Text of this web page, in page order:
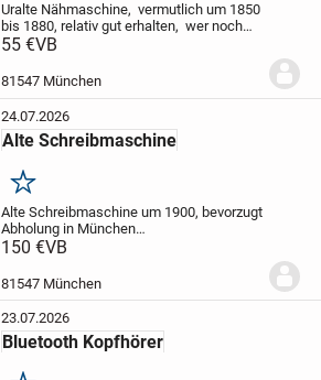
Uralte Nähmaschine, vermutlich um 1850
bis 1880, relativ gut erhalten, wer noch
umgehen könnte, kann noch nähen
Ausstellungsstück
55 €VB
81547 München
24.07.2026
Alte Schreibmaschine
Merken
Alte Schreibmaschine um 1900, bevorzugt
Abholung in München
Giesing/Harlaching. Barzahlung vor Ort
150 €VB
81547 München
23.07.2026
Bluetooth Kopfhörer